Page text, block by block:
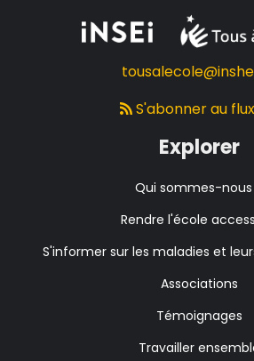
S'abonner au
Explorer
Qui sommes-nous
Rendre l'école
S'informer sur les maladies et
Associations
Témoignages
Travailler